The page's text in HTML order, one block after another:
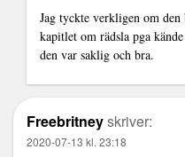
Jag tyckte verkligen om
kapitlet om rädsla pga
den var saklig och bra.
Freebritneyskriver:
2020-07-13 kl. 23:18